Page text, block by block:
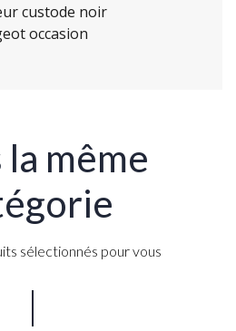
custode noir
occasion
la même
sélectionnés pour vous